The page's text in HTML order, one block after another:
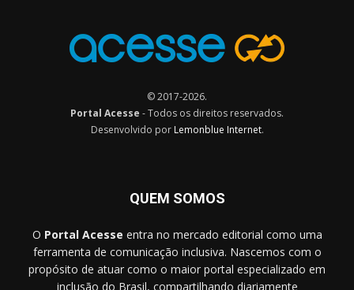
© 2017-2026.
Portal Acesse - Todos os direitos reservados.
Desenvolvido por Lemonblue Internet.
QUEM SOMOS
O Portal Acesse entra no mercado editorial como uma
ferramenta de comunicação inclusiva. Nascemos com o
propósito de atuar como o maior portal especializado em
inclusão do Brasil, compartilhando diariamente